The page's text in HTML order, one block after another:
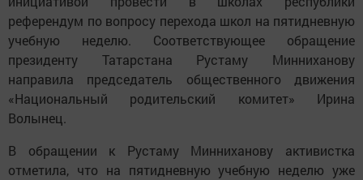
референдум по вопросу перехода школ на пятидневную
учебную неделю. Соответствующее обращение
президенту Татарстана Рустаму Минниханову
направила председатель общественного движения
«Национальный родительский комитет» Ирина
Волынец.
В обращении к Рустаму Минниханову активистка
отметила, что на пятидневную учебную неделю уже